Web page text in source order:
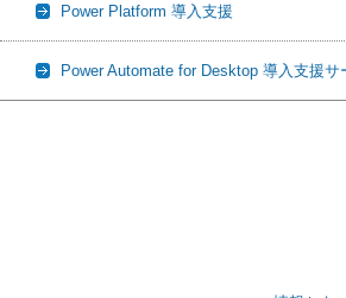
Power Platform 導入支援
Power Automate for Desktop 導入支援サ